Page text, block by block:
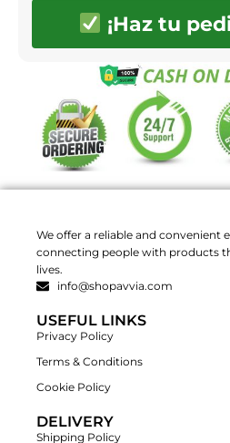
¡Haz tu
We offer a reliable and convenient
connecting people with products
lives.
info@shopavvia.com
USEFUL LINKS
Privacy Policy
Terms & Conditions
Cookie Policy
DELIVERY
Shipping Policy